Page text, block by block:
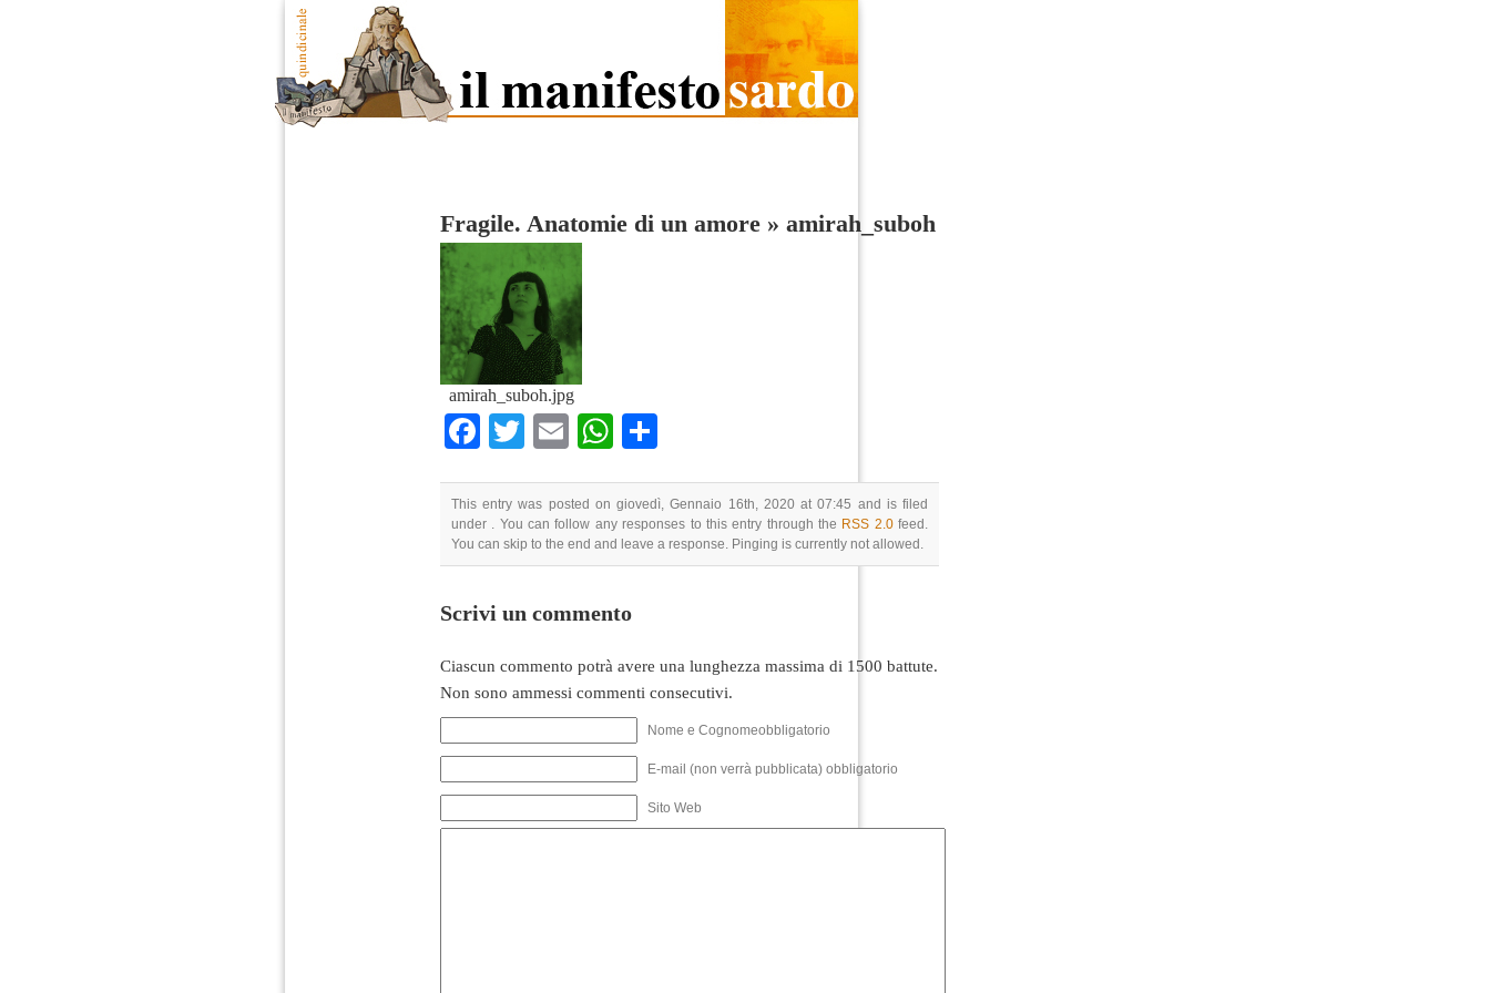
Fragile. Anatomie di un amore » amirah_suboh
amirah_suboh.jpg
Facebook
TwitterEmailWhatsApp
This entry was posted on giovedì, Gennaio 16th, 2020 at 07:45 and is filed
under . You can follow any responses to this entry through the RSS 2.0feed.
You can skip to the end and leave a response. Pinging is currently not allowed.
Scrivi un commento
Ciascun commento potrà avere una lunghezza massima di 1500 battute.
Non sono ammessi commenti consecutivi.
Nome e Cognomeobbligatorio
E-mail (non verrà pubblicata) obbligatorio
Sito Web